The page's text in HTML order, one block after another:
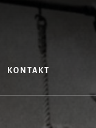
KONTAKT